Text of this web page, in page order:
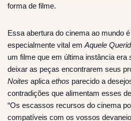
forma de filme.
Essa abertura do cinema ao mundo
especialmente vital em Aquele
um filme que em última instância era
deixar as peças encontrarem seus
Noites aplica ethos parecido a
contradições que alimentam esses
“Os escassos recursos do cinema
compatíveis com os vossos